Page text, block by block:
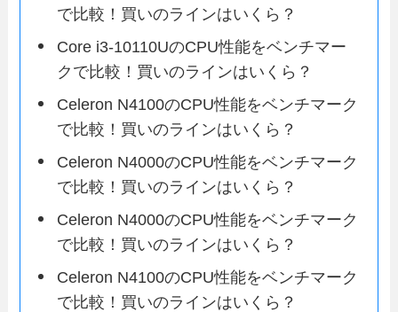
で比較！買いのラインはいくら？
Core i3-10110UのCPU性能をベンチマー
クで比較！買いのラインはいくら？
Celeron N4100のCPU性能をベンチマーク
で比較！買いのラインはいくら？
Celeron N4000のCPU性能をベンチマーク
で比較！買いのラインはいくら？
Celeron N4000のCPU性能をベンチマーク
で比較！買いのラインはいくら？
Celeron N4100のCPU性能をベンチマーク
で比較！買いのラインはいくら？